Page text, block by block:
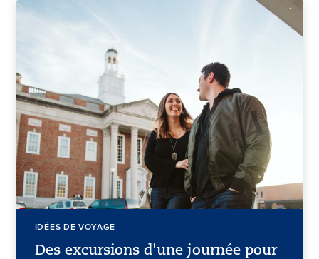
IDÉES DE VOYAGE
Des excursions d'une journée pour